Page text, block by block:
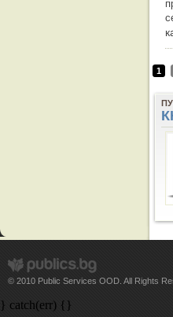
1
© 2010 Public Services OOD. All Rights
} catch(err) {}